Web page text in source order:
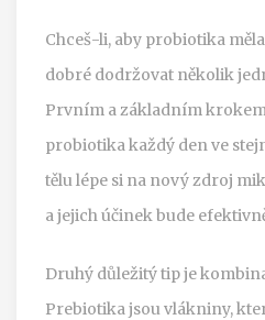
Chceš-li, aby probiotika
dobré dodržovat několik
Prvním a základním
probiotika každý den ve
tělu lépe si na nový zdroj
a jejich účinek bude
Druhý důležitý tip je
Prebiotika jsou vlákniny,